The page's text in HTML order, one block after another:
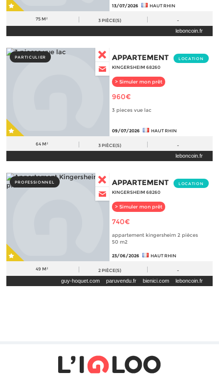
13/07/2026 HAUT RHIN
75 M² 3 PIÈCE(S) -
leboncoin.fr
PARTICULIER APPARTEMENT
KINGERSHEIM 68260
> Simuler mon prêt
LOCATION
960€
3 pieces vue lac
09/07/2026 HAUT RHIN
64 M² 3 PIÈCE(S) -
leboncoin.fr
PROFESSIONNEL APPARTEMENT
KINGERSHEIM 68260
> Simuler mon prêt
LOCATION
740€
appartement kingersheim 2 pièces
50 m2
23/06/2026 HAUT RHIN
49 M² 2 PIÈCE(S) -
guy-hoquet.com paruvendu.fr bienici.com leboncoin.fr